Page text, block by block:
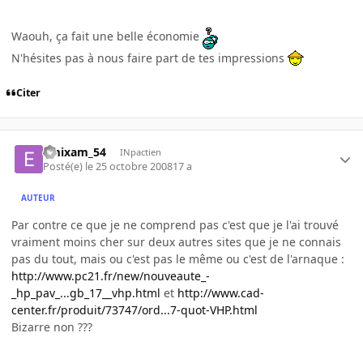
Waouh, ça fait une belle économie
N'hésites pas à nous faire part de tes impressions
Citer
emixam_54 INpactien
Posté(e) le 25 octobre 200817 a
AUTEUR
Par contre ce que je ne comprend pas c'est que je l'ai trouvé
vraiment moins cher sur deux autres sites que je ne connais
pas du tout, mais ou c'est pas le même ou c'est de l'arnaque :
http://www.pc21.fr/new/nouveaute_-
_hp_pav_...gb_17__vhp.html et http://www.cad-
center.fr/produit/73747/ord...7-quot-VHP.html
Bizarre non ???